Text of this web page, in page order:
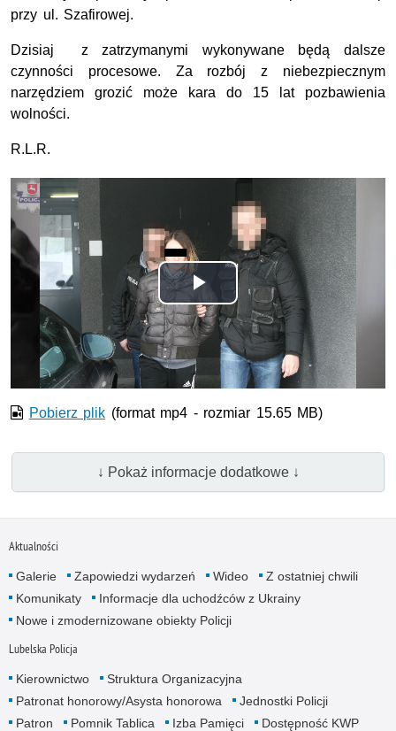
przy ul. Szafirowej.
Dzisiaj z zatrzymanymi wykonywane będą dalsze
czynności procesowe. Za rozbój z niebezpiecznym
narzędziem grozić może kara do 15 lat pozbawienia
wolności.
R.L.R.
Odtwórz
wideo
Pobierz plik (format mp4 - rozmiar 15.65 MB)
↓ Pokaż informacje dodatkowe ↓
Aktualności
Galerie Zapowiedzi wydarzeń Wideo
Z ostatniej chwili
Komunikaty
Informacje dla uchodźców z Ukrainy
Nowe i zmodernizowane obiekty Policji
Lubelska Policja
Kierownictwo
Struktura Organizacyjna
Patronat honorowy/Asysta honorowa
Jednostki Policji
Patron
Pomnik Tablica Izba Pamięci Dostępność KWP